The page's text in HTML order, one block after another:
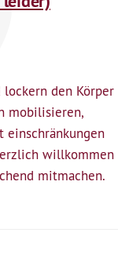
den Körper
mobilisieren,
einschränkungen
willkommen
mitmachen.